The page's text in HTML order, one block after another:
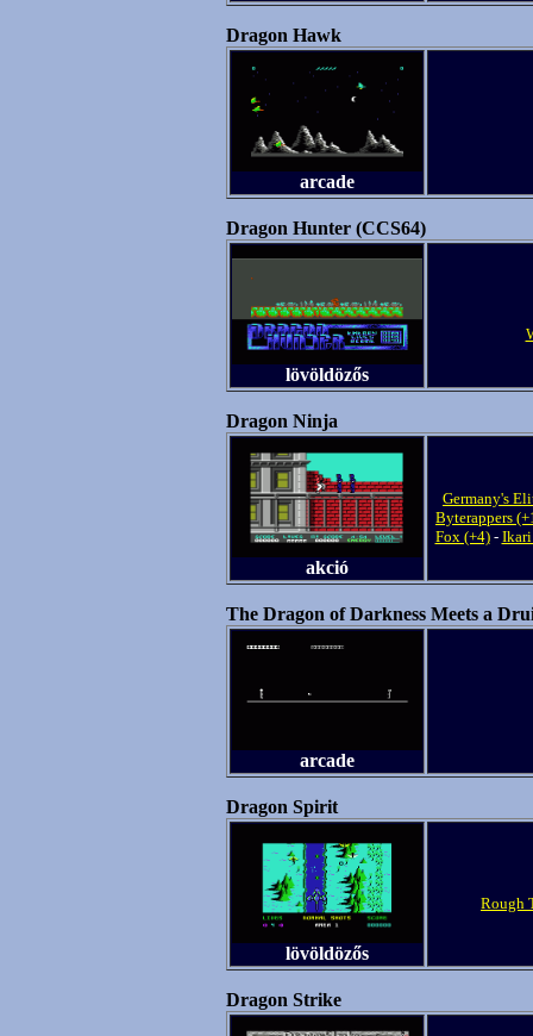
Dragon Hawk
arcade
Dragon Hunter (CCS64)
lövöldözős
Dragon Ninja
akció
Germany's
Byterappers
Fox (+4)- Ikari
The Dragon of Darkness Meets a
arcade
Dragon Spirit
lövöldözős
Rough
Dragon Strike